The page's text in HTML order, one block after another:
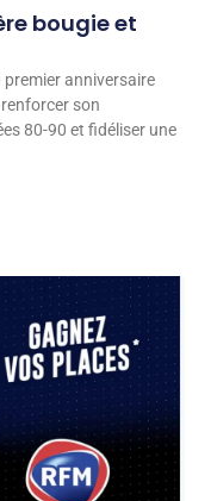
bougie et
premier anniversaire
son
80-90 et fidéliser une